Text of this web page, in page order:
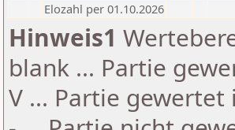
Elozahl per 01.10.2026
Hinweis1
blank ... Partie
V ... Partie